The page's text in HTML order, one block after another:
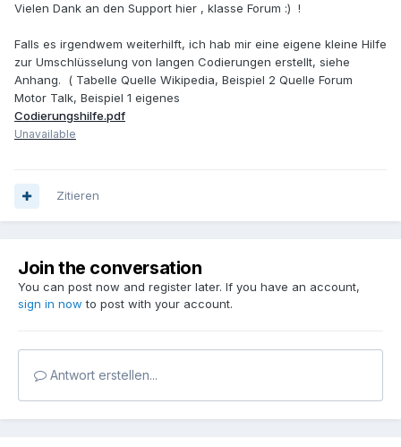
Vielen Dank an den Support hier , klasse Forum :) !
Falls es irgendwem weiterhilft, ich hab mir eine eigene kleine Hilfe
zur Umschlüsselung von langen Codierungen erstellt, siehe
Anhang. ( Tabelle Quelle Wikipedia, Beispiel 2 Quelle Forum
Motor Talk, Beispiel 1 eigenes
Codierungshilfe.pdf
Unavailable
Zitieren
Join the conversation
You can post now and register later. If you have an account,
sign in now to post with your account.
Antwort erstellen...